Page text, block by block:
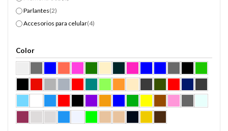
Parlantes(2)
Accesorios para celular(4)
Color